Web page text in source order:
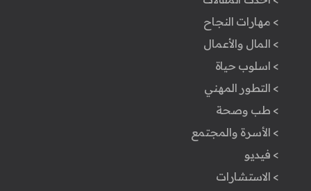
> مهارات النجاح
> المال والأعمال
> اسلوب حياة
> التطور المهني
> طب وصحة
> الأسرة والمجتمع
> فيديو
> الاستشارات